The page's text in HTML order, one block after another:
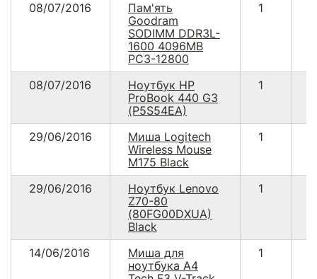
08/07/2016
Пам'ять
Goodram
SODIMM DDR3L-
1600 4096MB
PC3-12800
1
08/07/2016
Ноутбук HP
ProBook 440 G3
(P5S54EA)
1
29/06/2016
Миша Logitech
Wireless Mouse
M175 Black
1
29/06/2016
Ноутбук Lenovo
Z70-80
(80FG00DXUA)
Black
1
14/06/2016
Миша для
ноутбука A4
1